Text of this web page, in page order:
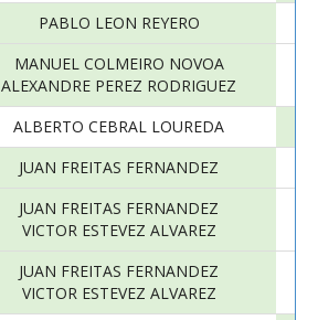
PABLO LEON REYERO
MANUEL COLMEIRO NOVOA
ALEXANDRE PEREZ RODRIGUEZ
ALBERTO CEBRAL LOUREDA
JUAN FREITAS FERNANDEZ
JUAN FREITAS FERNANDEZ
VICTOR ESTEVEZ ALVAREZ
JUAN FREITAS FERNANDEZ
VICTOR ESTEVEZ ALVAREZ